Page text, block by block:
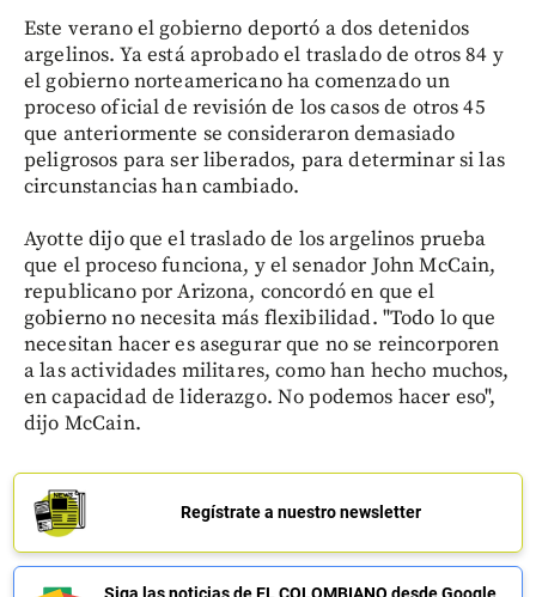
Este verano el gobierno deportó a dos detenidos
argelinos. Ya está aprobado el traslado de otros 84 y
el gobierno norteamericano ha comenzado un
proceso oficial de revisión de los casos de otros 45
que anteriormente se consideraron demasiado
peligrosos para ser liberados, para determinar si las
circunstancias han cambiado.
Ayotte dijo que el traslado de los argelinos prueba
que el proceso funciona, y el senador John McCain,
republicano por Arizona, concordó en que el
gobierno no necesita más flexibilidad. "Todo lo que
necesitan hacer es asegurar que no se reincorporen
a las actividades militares, como han hecho muchos,
en capacidad de liderazgo. No podemos hacer eso",
dijo McCain.
Regístrate a nuestro newsletter
Siga las noticias de EL COLOMBIANO desde Google